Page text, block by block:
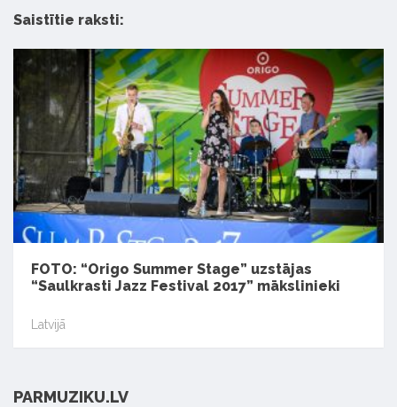
Saistītie raksti:
FOTO: “Origo Summer Stage” uzstājas
“Saulkrasti Jazz Festival 2017” mākslinieki
Latvijā
PARMUZIKU.LV